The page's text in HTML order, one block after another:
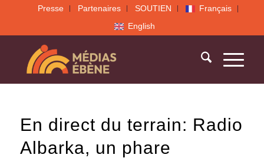
Presse Partenaires SOUTIEN
Français
English
En direct du terrain: Radio
Albarka, un phare